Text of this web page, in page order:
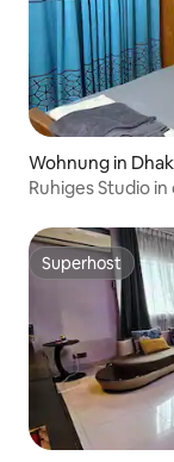
Wohnung in
Ruhiges Studio
Superhost
Superhost